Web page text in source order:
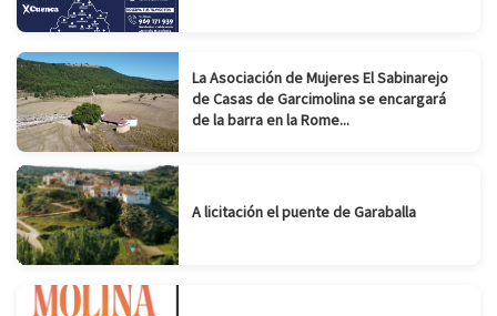
La Asociación de Mujeres El Sabinarejo
de Casas de Garcimolina se encargará
de la barra en la Rome...
A licitación el puente de Garaballa